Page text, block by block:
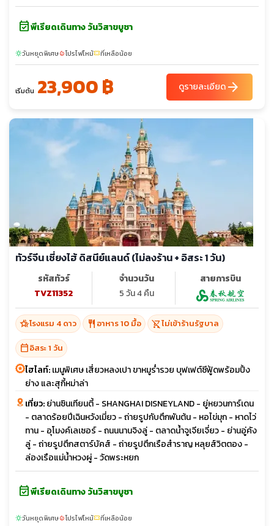
event_availableพีเรียดเดินทาง วันวิสาขบูชา
sunnyวันหยุดพิเศษlocal_fire_departmentโปรไฟไหม้confirmation_numberที่เหลือน้อย
เริ่มต้น 23,900 ฿ ดูรายละเอียดarrow_forward
ทัวร์จีน เซี่ยงไฮ้ ดิสนีย์แลนด์ (ไม่ลงร้าน + อิสระ 1 วัน)
รหัสทัวร์
TVZ11352
จำนวนวัน
5 วัน 4 คืน
สายการบิน
hotel_classโรงแรม 4 ดาว restaurant อาหาร 10 มื้อ shopping_cart_offไม่เข้าร้านรัฐบาล
calendar_todayอิสระ 1 วัน
ไฮไลท์:เมนูพิเศษ เสี่ยวหลงเปา ขาหมูร่ำรวย บุฟเฟต์ซีฟู้ดพร้อมปิ้ง
ย่าง และสุกี้หม่าล่า
เที่ยว:ย่านซินเทียนตี้ - SHANGHAI DISNEYLAND - ยู่หยวนการ์เดน
- ตลาดร้อยปีเฉินหวังเมี่ยว - ถ่ายรูปกับตึกพันต้น - หอไข่มุก - หาดไว่
ทาน - อุโมงค์เลเซอร์ - ถนนนานจิงลู่ - ตลาดน้ำจูเจียเจี่ยว - ย่านอู่คัง
ลู่ - ถ่ายรูปตึกสตาร์บัคส์ - ถ่ายรูปตึกเรือสำราญ หลุยส์วิตตอง -
ล่องเรือแม่น้ำหวงผู่ - วัดพระหยก
event_availableพีเรียดเดินทาง วันวิสาขบูชา
sunnyวันหยุดพิเศษlocal_fire_departmentโปรไฟไหม้confirmation_numberที่เหลือน้อย